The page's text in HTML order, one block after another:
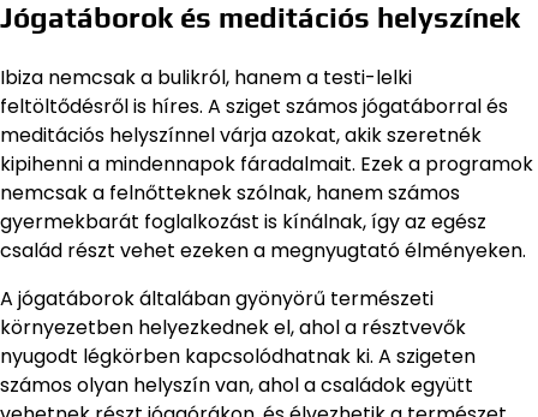
Jógatáborok és meditációs helyszínek
Ibiza nemcsak a bulikról, hanem a testi-lelki
feltöltődésről is híres. A sziget számos jógatáborral és
meditációs helyszínnel várja azokat, akik szeretnék
kipihenni a mindennapok fáradalmait. Ezek a programok
nemcsak a felnőtteknek szólnak, hanem számos
gyermekbarát foglalkozást is kínálnak, így az egész
család részt vehet ezeken a megnyugtató élményeken.
A jógatáborok általában gyönyörű természeti
környezetben helyezkednek el, ahol a résztvevők
nyugodt légkörben kapcsolódhatnak ki. A szigeten
számos olyan helyszín van, ahol a családok együtt